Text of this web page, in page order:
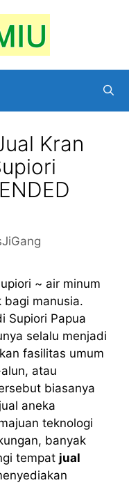
Kran
~ air minum
bagi manusia.
Supiori Papua
selalu menjadi
fasilitas umum
atau
biasanya
aneka
teknologi
banyak
tempat jual